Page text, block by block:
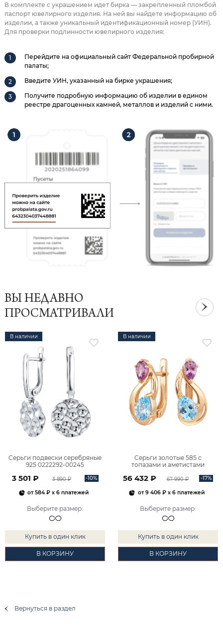
В комплекте с украшением идет бирка — закрепленный пломбой
паспорт ювелирного изделия. На ней вы найдете информацию об
изделии, а также уникальный идентификационный номер (УИН).
Для проверки подлинности ювелирного изделия:
Перейдите на официальный сайт Федеральной пробирной
палаты;
Введите УИН, указанный на бирке украшения;
Получите подробную информацию об изделии в едином
реестре драгоценных камней, металлов и изделий с ними.
ВЫ НЕДАВНО
ПРОСМАТРИВАЛИ
В наличии
Серьги подвески серебряные
925 0222292-00245
3 501 ₽ 3 890 ₽ -10%
от584 ₽ x 6 платежей
Выберите размер:
Купить в один клик
В КОРЗИНУ
В наличии
Серьги золотые 585 с
топазами и аметистами
56 432 ₽ 67 990 ₽ -17%
от9 406 ₽x 6 платежей
Выберите размер:
Купить в один клик
В КОРЗИНУ
Вернуться в раздел